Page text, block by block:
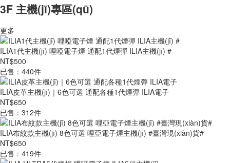
3F 主機(jī)專區(qū)
更多
ILIA1代主機(jī) 哩啞電子煙 通配1代煙彈 ILIA主機(jī) #
NT$500
已售：440件
ILIA皮革主機(jī)｜6色可選 通配各種1代煙彈 ILIA電子
NT$650
已售：312件
ILIA布紋款主機(jī) 8色可選 哩亞電子煙主機(jī) #臺灣現(xiàn)貨#
NT$650
已售：419件